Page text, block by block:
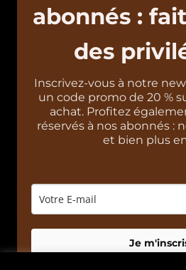
abonnés :
des
Inscrivez-vous à notre
un code promo de 20 %
achat. Profitez
réservés à nos abonnés :
et bien plus
Je